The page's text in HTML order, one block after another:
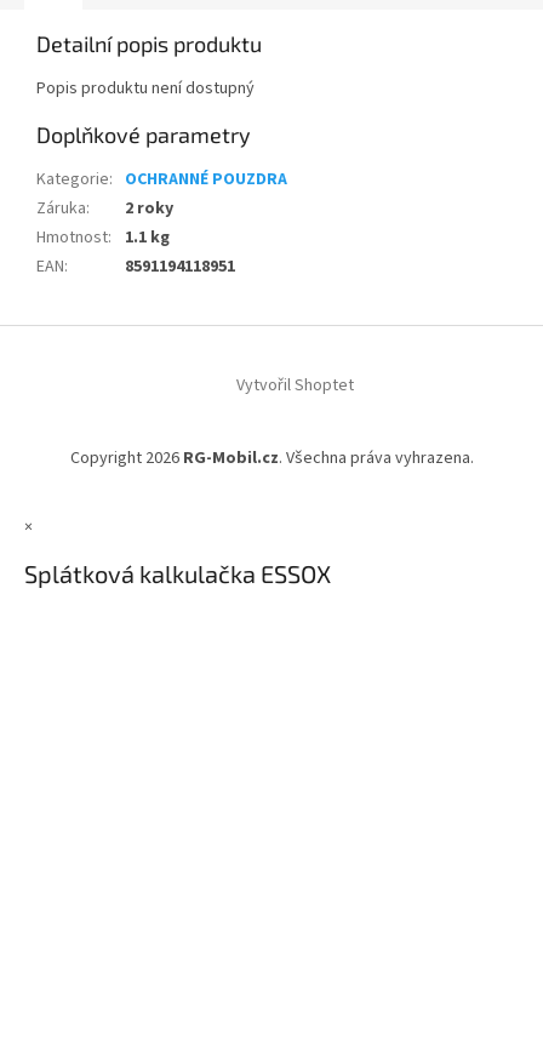
Detailní popis produktu
Popis produktu není dostupný
Doplňkové parametry
Kategorie: OCHRANNÉ POUZDRA
Záruka:
2 roky
Hmotnost:
1.1 kg
EAN: 8591194118951
Vytvořil Shoptet
Copyright 2026 RG-Mobil.cz. Všechna práva vyhrazena.
×
Splátková kalkulačka ESSOX